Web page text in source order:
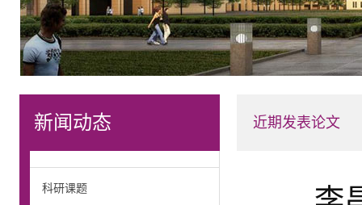
新闻动态
科研课题
近期发表论文